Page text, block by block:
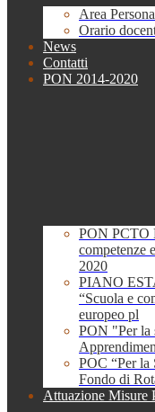
Area
Orario
News
Contatti
PON 2014-2020
PON PCTO
competenze
2020
PIANO
“Scuola e
europeo pl
PON "Per la
POC “Per la
Fondo di
Attuazione Misure